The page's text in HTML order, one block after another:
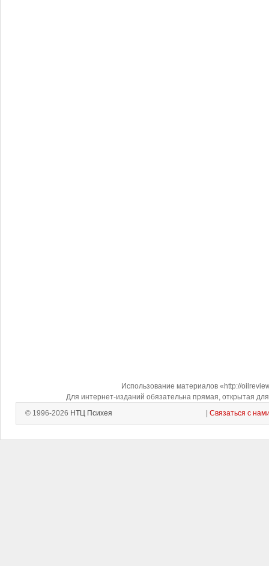
Использование материалов «http://
Для интернет-изданий обязательна прямая, открытая
© 1996-2026 НТЦ Психея Связаться с